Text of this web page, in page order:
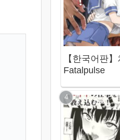
【한국어판
Fatalpulse